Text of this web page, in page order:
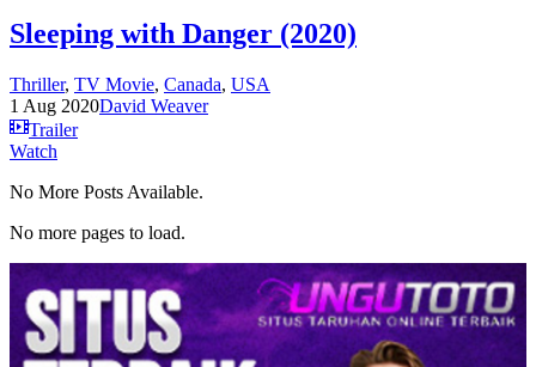
Sleeping with Danger (2020)
Thriller, TV Movie, Canada, USA
1 Aug 2020David Weaver
Trailer
Watch
No More Posts Available.
No more pages to load.